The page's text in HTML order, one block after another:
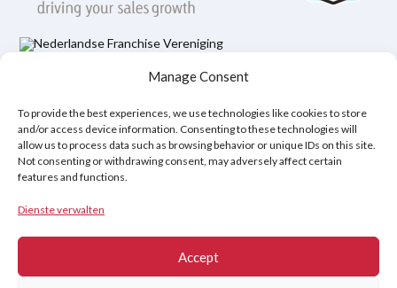
Manage Consent
To provide the best experiences, we use technologies like cookies to store
and/or access device information. Consenting to these technologies will
allow us to process data such as browsing behavior or unique IDs on this site.
Not consenting or withdrawing consent, may adversely affect certain
features and functions.
Dienste verwalten
Accept
Datenschutzbestimmungen
Rechtlicher Hinweis
Cookie-Richtlinie (EU)
Copyright © 2026
Hovingh & Partners